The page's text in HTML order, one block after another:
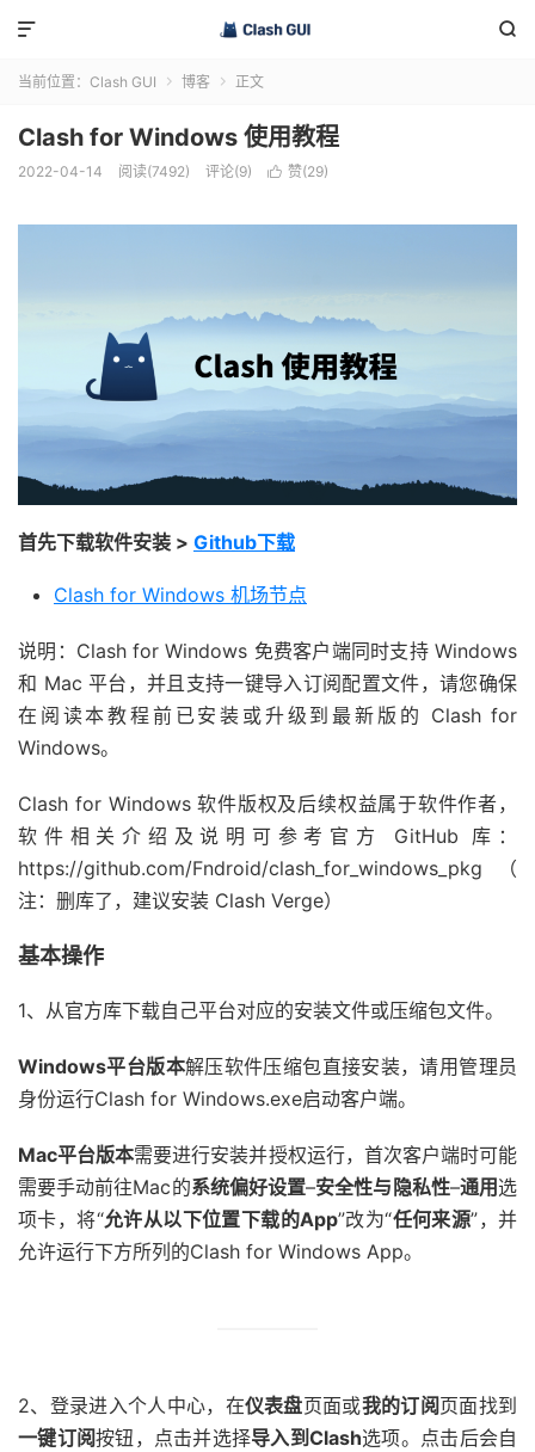


当前位置： Clash GUI  博客  正文
Clash for Windows 使用教程
2022-04-14 阅读(7492) 评论(9)  赞(29)
首先下载软件安装 > Github下载
Clash for Windows 机场节点
说明： Clash for Windows 免费客户端同时支持 Windows
和 Mac 平台，并且支持一键导入订阅配置文件，请您确保
在阅读本教程前已安装或升级到最新版的 Clash for
Windows。
Clash for Windows 软件版权及后续权益属于软件作者，
软件相关介绍及说明可参考官方 GitHub 库：
https://github.com/Fndroid/clash_for_windows_pkg（
注：删库了，建议安装 Clash Verge）
基本操作
1、从官方库下载自己平台对应的安装文件或压缩包文件。
Windows平台版本解压软件压缩包直接安装，请用管理员
身份运行Clash for Windows.exe启动客户端。
Mac平台版本需要进行安装并授权运行，首次客户端时可能
需要手动前往Mac的系统偏好设置–安全性与隐私性–通用 选
项卡，将“允许从以下位置下载的App”改为“任何来源”，并
允许运行下方所列的Clash for Windows App。
2、登录进入个人中心，在仪表盘页面或我的订阅页面找到
一键订阅按钮，点击并选择导入到Clash选项。点击后会自